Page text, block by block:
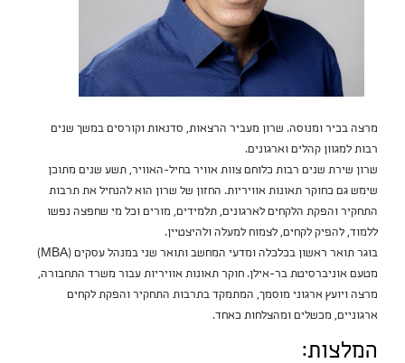
מרצה בכיר ומנוסה. שרון מעביר הרצאות, סדנאות וקורסים במשך שנים
רבות למגוון קהלים וארגונים.
שרון שירת שנים רבות כלוחם צוות אוויר בחיל-האוויר, תשע שנים מתוכן
שימש גם כחוקר תאונות אוויריות. החזון של שרון הוא להנחיל את תרבות
התחקיר והפקת הלקחים לארגונים, תלמידים, מורים וכל מי שחפצה נפשו
ללמוד, להפיק לקחים, לצמוח למעלה ולהיצטיין.
בוגר תואר ראשון בכלכלה ומדעי המחשב ותואר שני במנהל עסקים (MBA)
מטעם אוניברסיטת בר-אילן. חוקר תאונות אוויריות עבור משרד התחבורה,
מרצה ויועץ ארגוני מוסמך, המתמקד בתרבות התחקיר והפקת לקחים
ארגוניים, מכשלים ומהצלחות כאחד.
המלצות: